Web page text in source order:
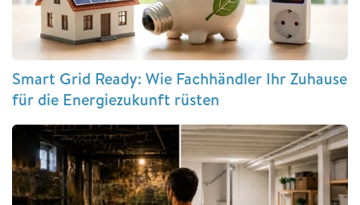
Smart Grid Ready: Wie Fachhändler Ihr Zuhause
für die Energiezukunft rüsten